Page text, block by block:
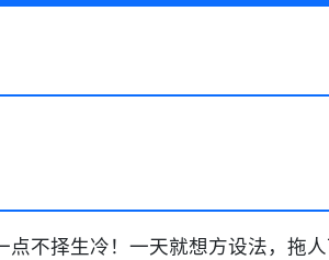
不择生冷！一天就想方设法，拖人